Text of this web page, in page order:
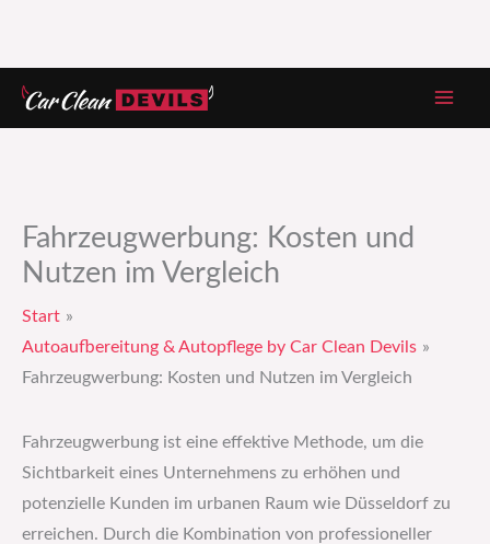
Zum
Inhalt
Fahrzeugwerbung: Kosten und
Nutzen im Vergleich
Start
Autoaufbereitung & Autopflege by Car Clean Devils
Fahrzeugwerbung: Kosten und Nutzen im Vergleich
Fahrzeugwerbung ist eine effektive Methode, um die
Sichtbarkeit eines Unternehmens zu erhöhen und
potenzielle Kunden im urbanen Raum wie Düsseldorf zu
erreichen. Durch die Kombination von professioneller